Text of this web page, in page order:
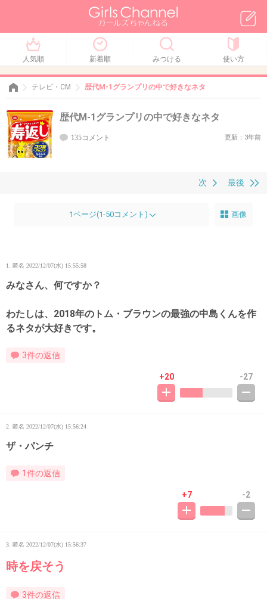
人気順 新着順 みつける 使い方
テレビ・CM 歴代M-1グランプリの中で好きなネタ
歴代M-1グランプリの中で好きなネタ
135コメント 更新：3年前
最後
次
1ページ(1-50コメント) 画像
1. 匿名 2022/12/07(水) 15:55:58
みなさん、何ですか？
わたしは、2018年のトム・ブラウンの最強の中島くんを作
るネタが大好きです。
3件の返信
+20 -27
2. 匿名 2022/12/07(水) 15:56:24
ザ・パンチ
1件の返信
+7 -2
3. 匿名 2022/12/07(水) 15:56:37
時を戻そう
3件の返信